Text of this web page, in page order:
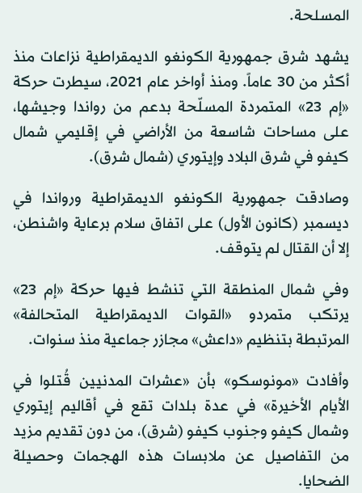
المسلحة.
يشهد شرق جمهورية الكونغو الديمقراطية نزاعات منذ
أكثر من 30 عاماً. ومنذ أواخر عام 2021، سيطرت حركة
«إم 23» المتمردة المسلّحة بدعم من رواندا وجيشها،
على مساحات شاسعة من الأراضي في إقليمي شمال
كيفو في شرق البلاد وإيتوري (شمال شرق).
وصادقت جمهورية الكونغو الديمقراطية ورواندا في
ديسمبر (كانون الأول) على اتفاق سلام برعاية واشنطن،
إلا أن القتال لم يتوقف.
وفي شمال المنطقة التي تنشط فيها حركة «إم 23»
يرتكب متمردو «القوات الديمقراطية المتحالفة»
المرتبطة بتنظيم «داعش» مجازر جماعية منذ سنوات.
وأفادت «مونوسكو» بأن «عشرات المدنيين قُتلوا في
الأيام الأخيرة» في عدة بلدات تقع في أقاليم إيتوري
وشمال كيفو وجنوب كيفو (شرق)، من دون تقديم مزيد
من التفاصيل عن ملابسات هذه الهجمات وحصيلة
الضحايا.